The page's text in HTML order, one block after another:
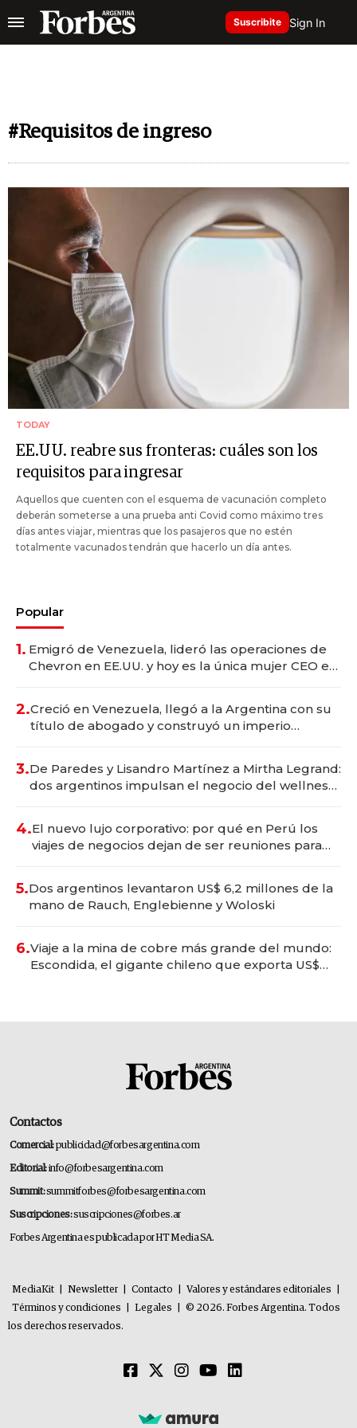
Suscribite Sign In
#Requisitos de ingreso
TODAY
EE.UU. reabre sus fronteras: cuáles son los
requisitos para ingresar
Aquellos que cuenten con el esquema de vacunación completo
deberán someterse a una prueba anti Covid como máximo tres
días antes viajar, mientras que los pasajeros que no estén
totalmente vacunados tendrán que hacerlo un día antes.
Popular
1. Emigró de Venezuela, lideró las operaciones de
Chevron en EE.UU. y hoy es la única mujer CEO en
2.Creció en Venezuela, llegó a la Argentina con su
título de abogado y construyó un imperio
3.De Paredes y Lisandro Martínez a Mirtha Legrand:
dos argentinos impulsan el negocio del wellness
4.El nuevo lujo corporativo: por qué en Perú los
viajes de negocios dejan de ser reuniones para
5.Dos argentinos levantaron US$ 6,2 millones de la
mano de Rauch, Englebienne y Woloski
6.Viaje a la mina de cobre más grande del mundo:
Escondida, el gigante chileno que exporta US$
Contactos
Comercial:publicidad@forbesargentina.com
Editorial:info@forbesargentina.com
Summit:summitforbes@forbesargentina.com
Suscripciones:suscripciones@forbes.ar
Forbes Argentina es publicada por HT Media SA.
MediaKit Newsletter Contacto Valores y estándares editoriales
Términos y condiciones
Legales
© 2026. Forbes Argentina. Todos
los derechos reservados.